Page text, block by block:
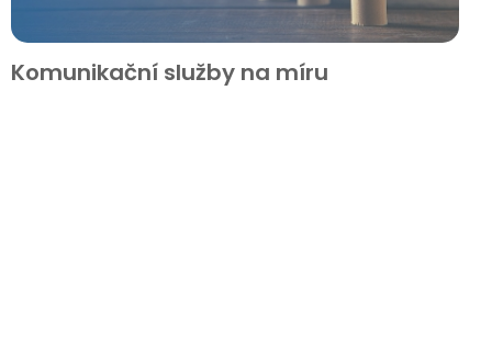
Komunikační služby na míru